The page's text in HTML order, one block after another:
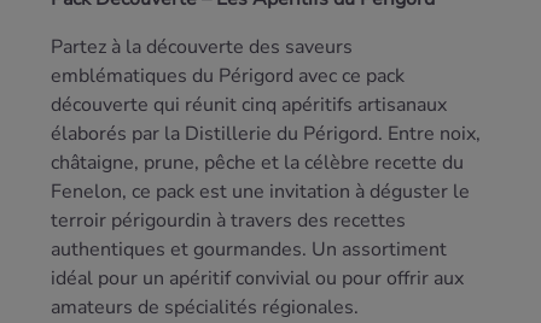
Partez à la découverte des saveurs
emblématiques du Périgord avec ce pack
découverte qui réunit cinq apéritifs artisanaux
élaborés par la Distillerie du Périgord. Entre noix,
châtaigne, prune, pêche et la célèbre recette du
Fenelon, ce pack est une invitation à déguster le
terroir périgourdin à travers des recettes
authentiques et gourmandes. Un assortiment
idéal pour un apéritif convivial ou pour offrir aux
amateurs de spécialités régionales.